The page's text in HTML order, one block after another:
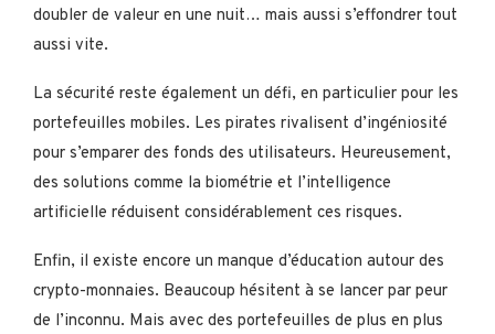
doubler de valeur en une nuit… mais aussi s’effondrer tout
aussi vite.
La sécurité reste également un défi, en particulier pour les
portefeuilles mobiles. Les pirates rivalisent d’ingéniosité
pour s’emparer des fonds des utilisateurs. Heureusement,
des solutions comme la biométrie et l’intelligence
artificielle réduisent considérablement ces risques.
Enfin, il existe encore un manque d’éducation autour des
crypto-monnaies. Beaucoup hésitent à se lancer par peur
de l’inconnu. Mais avec des portefeuilles de plus en plus